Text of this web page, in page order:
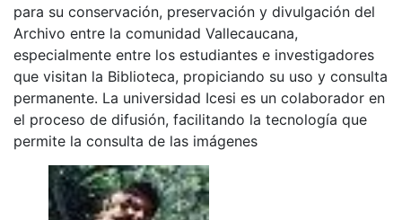
para su conservación, preservación y divulgación del
Archivo entre la comunidad Vallecaucana,
especialmente entre los estudiantes e investigadores
que visitan la Biblioteca, propiciando su uso y consulta
permanente. La universidad Icesi es un colaborador en
el proceso de difusión, facilitando la tecnología que
permite la consulta de las imágenes